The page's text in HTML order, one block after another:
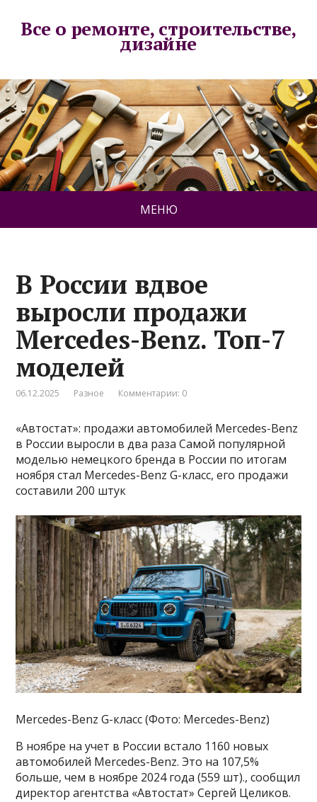
Все о ремонте, строительстве,
дизайне
МЕНЮ
В России вдвое
выросли продажи
Mercedes-Benz. Топ-7
моделей
06.12.2025 Разное Комментарии: 0
«Автостат»: продажи автомобилей Mercedes-Benz
в России выросли в два раза Самой популярной
моделью немецкого бренда в России по итогам
ноября стал Mercedes-Benz G-класс, его продажи
составили 200 штук
Mercedes-Benz G-класс (Фото: Mercedes-Benz)
В ноябре на учет в России встало 1160 новых
автомобилей Mercedes-Benz. Это на 107,5%
больше, чем в ноябре 2024 года (559 шт)., сообщил
директор агентства «Автостат» Сергей Целиков.